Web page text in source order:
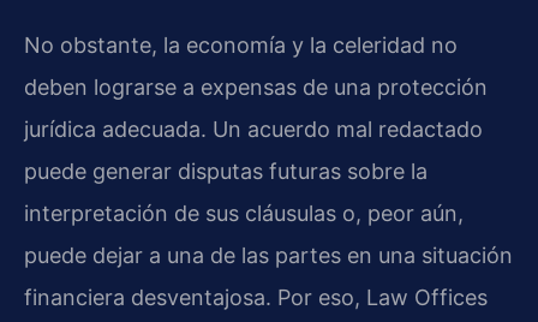
No obstante, la economía y la celeridad no
deben lograrse a expensas de una protección
jurídica adecuada. Un acuerdo mal redactado
puede generar disputas futuras sobre la
interpretación de sus cláusulas o, peor aún,
puede dejar a una de las partes en una situación
financiera desventajosa. Por eso, Law Offices